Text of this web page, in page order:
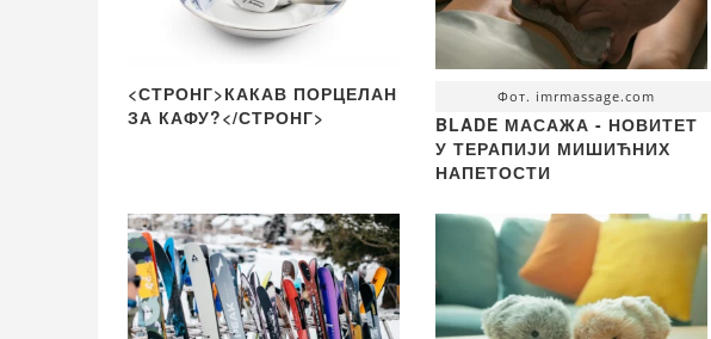
<СТРОНГ>КАКАВ ПОРЦЕЛАН
ЗА КАФУ?</СТРОНГ>
Фот. imrmassage.com
BLADE МАСАЖА - НОВИТЕТ
У ТЕРАПИЈИ МИШИЋНИХ
НАПЕТОСТИ